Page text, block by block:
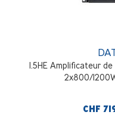
1.5HE Amplificateur
2x800/
CHF